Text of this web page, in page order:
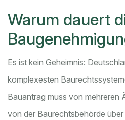
Warum dauert
Es ist kein Geheimnis:
komplexesten
Bauantrag muss von mehreren
von der Baurechtsbehörde